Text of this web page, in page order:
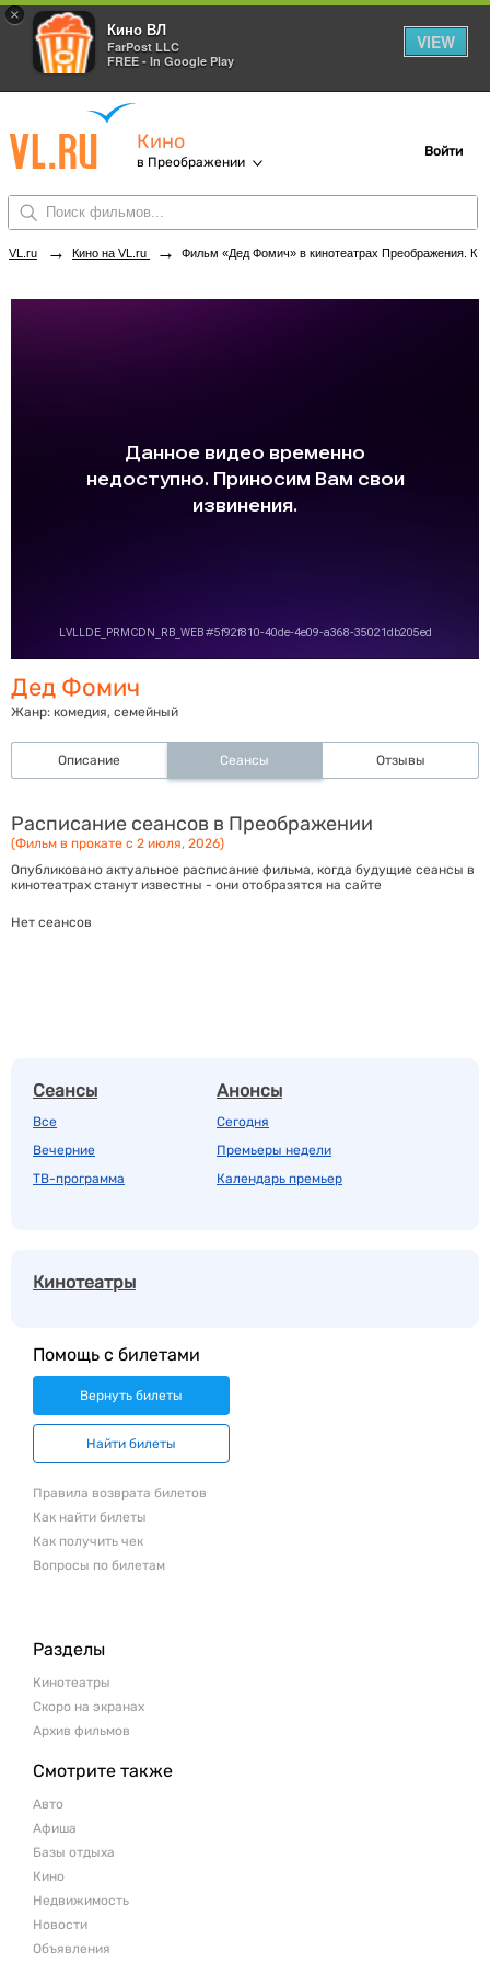
×
Кино ВЛ
FarPost LLC
FREE - In Google Play
VIEW
Кино
в Преображении
Войти
VL.ru → Кино на VL.ru → Фильм «Дед Фомич» в кинотеатрах Преображения. Купить билеты!
Дед Фомич
Жанр: комедия, семейный
Описание Сеансы Отзывы
Расписание сеансов в Преображении
(Фильм в прокате с 2 июля, 2026)
Опубликовано актуальное расписание фильма, когда будущие сеансы в
кинотеатрах станут известны - они отобразятся на сайте
Нет сеансов
Сеансы
Все
Вечерние
ТВ-программа
Анонсы
Сегодня
Премьеры недели
Календарь премьер
Кинотеатры
Помощь с билетами
Вернуть билеты
Найти билеты
Правила возврата билетов
Как найти билеты
Как получить чек
Вопросы по билетам
Разделы
Кинотеатры
Скоро на экранах
Архив фильмов
Смотрите также
Авто
Афиша
Базы отдыха
Кино
Недвижимость
Новости
Объявления